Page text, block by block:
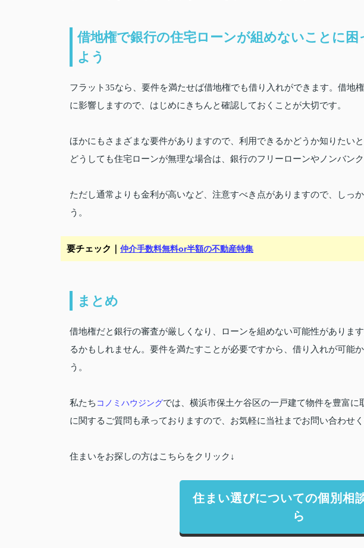
借地権で銀行の住宅ローンが組めないことに
よう
フラット35なら、要件を満たせば借地権でも借り入れができます。借地
に影響しますので、はじめにきちんと確認しておくことが大切です。
ほかにもさまざまな要件がありますので、利用できるかどうか知りたい
どうしても住宅ローンが無理な場合は、銀行のフリーローンやノンバン
ただし通常よりも金利が高いなど、注意すべき点がありますので、しっ
う。
要チェック｜ 仲介手数料無料or半額の不動産特集
まとめ
借地権だと銀行の審査が厳しくなり、ローンを組めない可能性がありま
るかもしれません。要件を満たすことが必要ですから、借り入れが可能
う。
私たち コノミハウジングでは、横浜市保土ケ谷区の一戸建て物件を豊富に
に関するご質問も承っておりますので、お気軽に当社までお問い合わせく
住まいをお探しの方はこちらをクリック↓
住まい選びについての個別相
ら